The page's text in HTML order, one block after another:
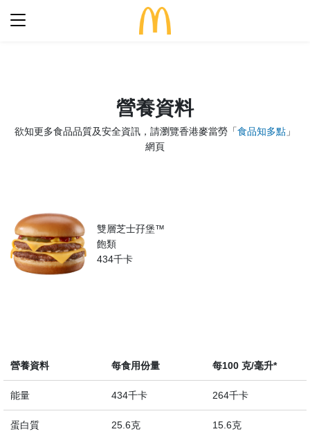
搜尋
餐廳地址
期間限定
生日派對
麥當勞親子會®
屢獲殊榮
訊息發布
營養資料
欲知更多食品品質及安全資訊，請瀏覽香港麥當勞「食品知多點 」
網頁
雙層芝士孖堡™
飽類
434千卡
營養資料 每食用份量 每100 克/毫升*
能量 434千卡 264千卡
蛋白質 25.6克 15.6克